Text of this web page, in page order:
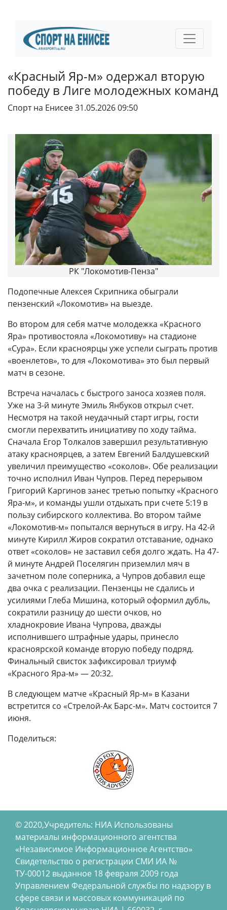
«Красный Яр-м» одержал вторую
победу в Лиге молодежных команд
Спорт на Енисее31.05.2026 09:50
РК "Локомотив-Пенза"
Подопечные Алексея Скрипника обыграли
пензенский «Локомотив» на выезде.
Во втором для себя матче молодежка «Красного
Яра» противостояла «Локомотиву» на стадионе
«Сура». Если красноярцы уже успели сыграть против
«военлетов», то для «Локомотива» это был первый
матч в сезоне.
Встреча началась с быстрого заноса хозяев поля.
Уже на 3-й минуте Эмиль Янбуков открыл счет.
Несмотря на такой неудачный старт игры, гости
смогли перехватить инициативу по ходу тайма.
Сначала Егор Толкалов завершил результативную
атаку красноярцев, а затем Евгений Балдушевский
увеличил преимущество «соколов». Обе реализации
точно исполнил Иван Чупров. Перед перерывом
Григорий Каргинов занес третью попытку «Красного
Яра-м», и команды ушли отдыхать при счете 5:19 в
пользу сибирского коллектива. Во втором тайме
«Локомотив-м» попытался вернуться в игру. На 42-й
минуте Кирилл Жиров сократил отставание, однако
ответ «соколов» не заставил себя долго ждать. На 47-
й минуте Андрей Поселягин приземлил мяч в
зачетном поле соперника, а Чупров добавил еще
два очка с реализации. Пензенцы не сдались и
усилиями Глеба Мишина, который оформил дубль,
сократили разницу до шести очков, но
хладнокровие Ивана Чупрова, дважды
исполнившего штрафные удары, принесло
красноярской команде вторую победу подряд.
Финальный свисток зафиксировал триумф
«Красного Яра-м» — 20:32.
В следующем матче «Красный Яр-м» в Казани
встретится со «Стрелой-Ак Барс-м». Матч состоится 7
июня.
Поделиться:
© 2020,Учредитель: НИА Использованы
материалы информационного агентства
«Независимое Информационное Агентство»
Свидетельство о регистрации СМИ ИА №
ТУ-00012 выданное 18 февраля 2009 года
Управлением Федеральной службы по надзору в
сфере связи и массовых коммуникаций по